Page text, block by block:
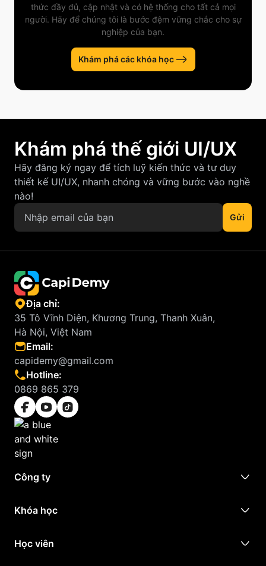
thức đầy đủ, cập nhật và có hệ thống cho tất cả mọi
người. Hãy để chúng tôi là bước đệm vững chắc cho sự
nghiệp của bạn.
Khám phá các khóa học
Khám phá thế giới UI/UX
Hãy đăng ký ngay để tích luỹ kiến thức và tư duy
thiết kế UI/UX, nhanh chóng và vững bước vào nghề
nào!
Địa chỉ:
35 Tô Vĩnh Diện, Khương Trung, Thanh Xuân,
Hà Nội, Việt Nam
Email:
capidemy@gmail.com
Hotline:
0869 865 379
Công ty
Khóa học
Học viên